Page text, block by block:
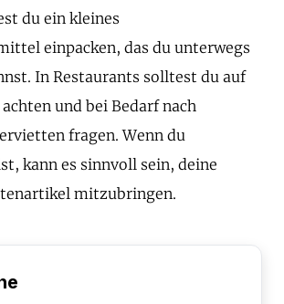
du ein kleines
einpacken, das du unterwegs
In Restaurants solltest du auf
und bei Bedarf nach
fragen. Wenn du
kann es sinnvoll sein, deine
mitzubringen.